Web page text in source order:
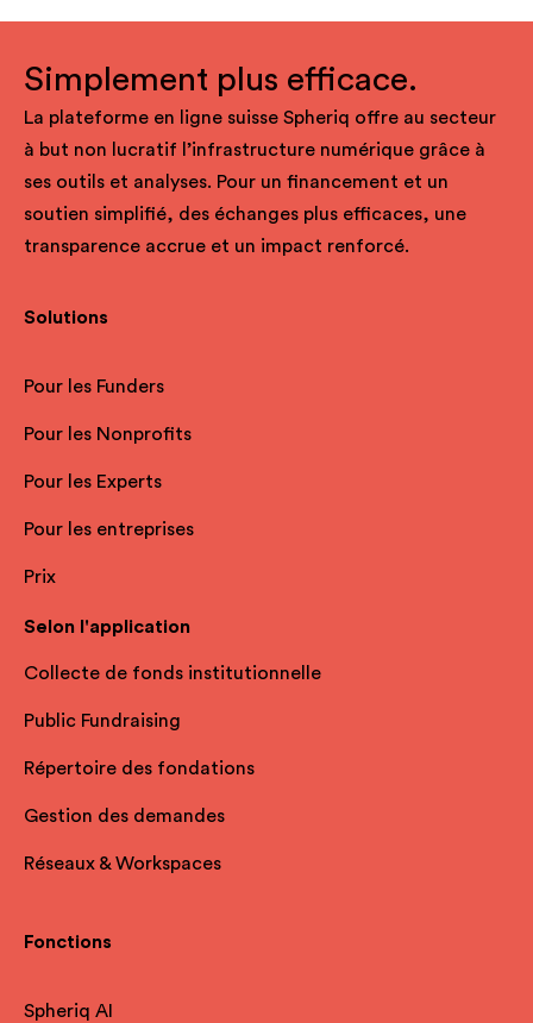
Simplement plus efficace.
La plateforme en ligne suisse Spheriq offre au secteur
à but non lucratif l’infrastructure numérique grâce à
ses outils et analyses. Pour un financement et un
soutien simplifié, des échanges plus efficaces, une
transparence accrue et un impact renforcé.
Solutions
Pour les Funders
Pour les Nonprofits
Pour les Experts
Pour les entreprises
Prix
Selon l'application
Collecte de fonds institutionnelle
Public Fundraising
Répertoire des fondations
Gestion des demandes
Réseaux & Workspaces
Fonctions
Spheriq AI